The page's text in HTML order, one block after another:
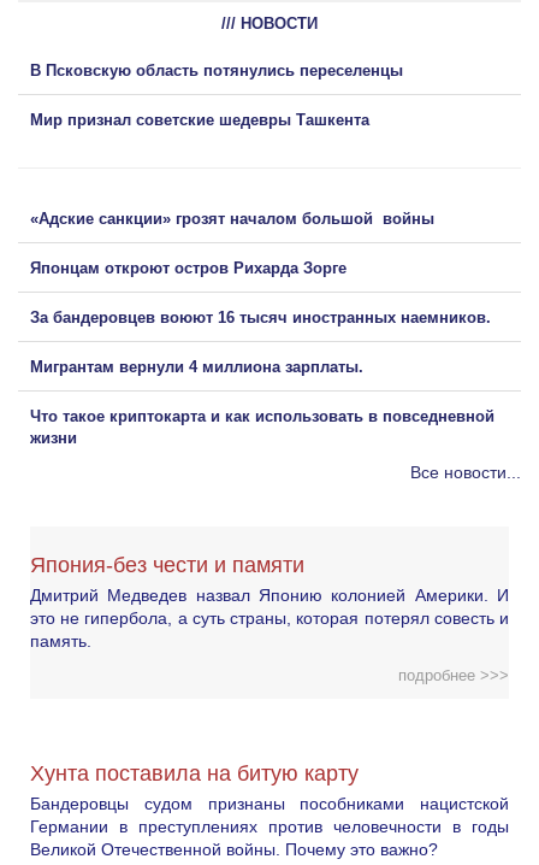
/// НОВОСТИ
В Псковскую область потянулись переселенцы
Мир признал советские шедевры Ташкента
«Адские санкции» грозят началом большой войны
Японцам откроют остров Рихарда Зорге
За бандеровцев воюют 16 тысяч иностранных наемников.
Мигрантам вернули 4 миллиона зарплаты.
Что такое криптокарта и как использовать в повседневной
жизни
Все новости...
Япония-без чести и памяти
Дмитрий Медведев назвал Японию колонией Америки. И
это не гипербола, а суть страны, которая потерял совесть и
память.
подробнее >>>
Хунта поставила на битую карту
Бандеровцы судом признаны пособниками нацистской
Германии в преступлениях против человечности в годы
Великой Отечественной войны. Почему это важно?